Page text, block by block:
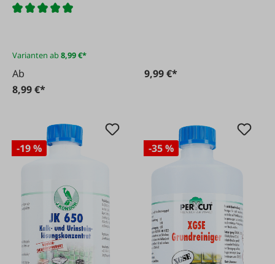
phosphatfrei
Varianten ab8,99 €*
Ab
8,99 €*
9,99 €*
-19 % -35 %